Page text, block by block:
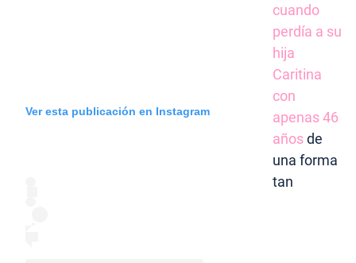
Ver esta publicación en Instagram
cuando
perdía a su
hija
Caritina
con
apenas 46
añosde
una forma
tan